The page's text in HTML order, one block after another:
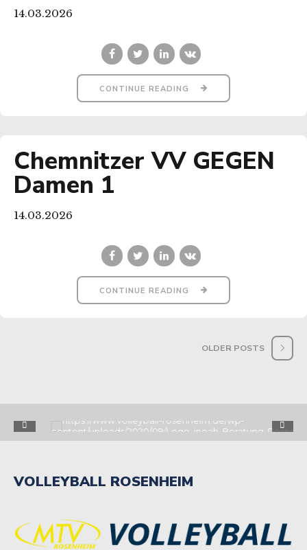
14.03.2026
CONTINUE READING
Chemnitzer VV GEGEN
Damen 1
14.03.2026
CONTINUE READING
OLDER POSTS
VOLLEYBALL ROSENHEIM